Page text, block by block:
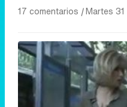
17 comentarios |Martes 31